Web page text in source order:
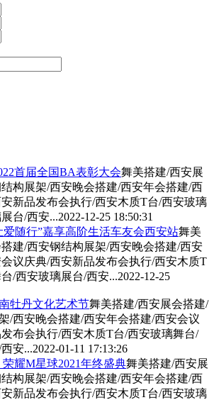
首届全国BA表彰大会舞美搭建/西安展
构展架/西安晚会搭建/西安年会搭建/西
新品发布会执行/西安木质T台/西安玻璃
台/西安...2022-12-25 18:50:31
爱随行”嘉享高阶生活车友会西安站舞美
建/西安钢结构展架/西安晚会搭建/西安
议庆典/西安新品发布会执行/西安木质T
/西安玻璃展台/西安...2022-12-25
牡丹文化艺术节舞美搭建/西安展会搭建/
/西安晚会搭建/西安年会搭建/西安会议
布会执行/西安木质T台/西安玻璃舞台/
安...2022-01-11 17:13:26
荣耀M星球2021年终盛典舞美搭建/西安展
构展架/西安晚会搭建/西安年会搭建/西
新品发布会执行/西安木质T台/西安玻璃